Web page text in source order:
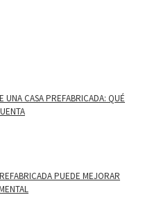
UNA CASA PREFABRICADA: QUÉ
PUEDE MEJORAR